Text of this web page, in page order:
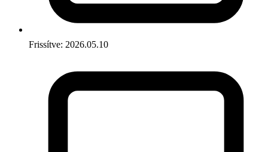
Frissítve: 2026.05.10